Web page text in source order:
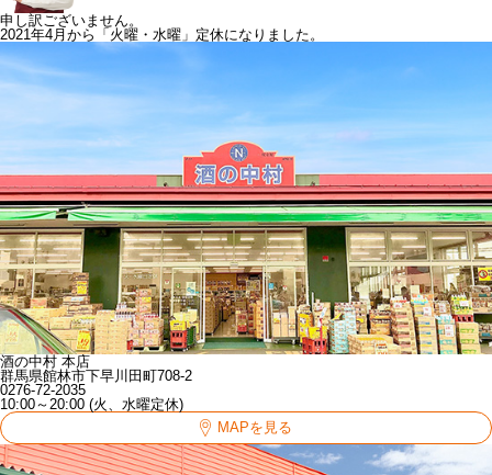
申し訳ございません。
2021年4月から「火曜・水曜」定休になりました。
酒の中村 本店
群馬県館林市下早川田町708-2
0276-72-2035
10:00～20:00 (火、水曜定休)
MAPを見る